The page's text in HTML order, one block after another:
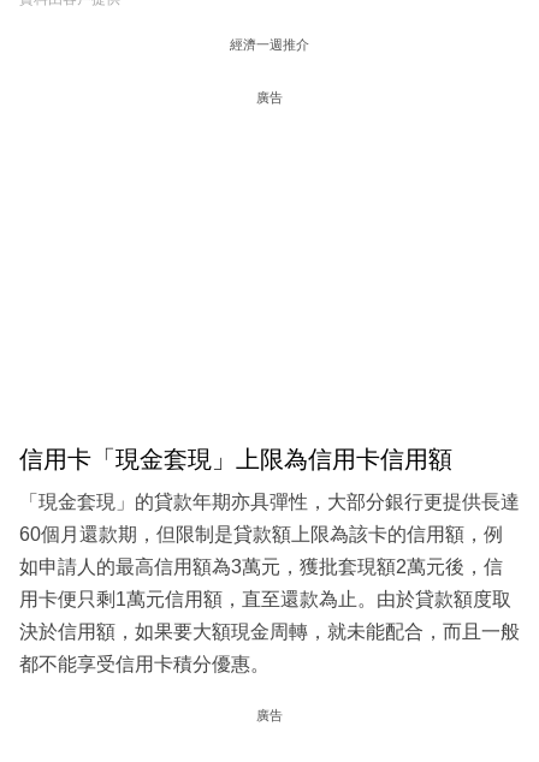
經濟一週推介
廣告
信用卡「現金套現」上限為信用卡信用額
「現金套現」的貸款年期亦具彈性，大部分銀行更提供長達
60個月還款期，但限制是貸款額上限為該卡的信用額，例
如申請人的最高信用額為3萬元，獲批套現額2萬元後，信
用卡便只剩1萬元信用額，直至還款為止。由於貸款額度取
決於信用額，如果要大額現金周轉，就未能配合，而且一般
都不能享受信用卡積分優惠。
廣告